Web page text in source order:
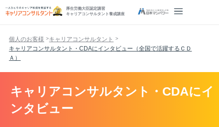
厚生労働大臣認定講習
キャリアコンサルタント養成講座
個人のお客様
キャリアコンサルタント
キャリアコンサルタント・CDAにインタビュー（全国で活躍するＣＤ
Ａ）
キャリアコンサルタント・CDAにイ
ンタビュー